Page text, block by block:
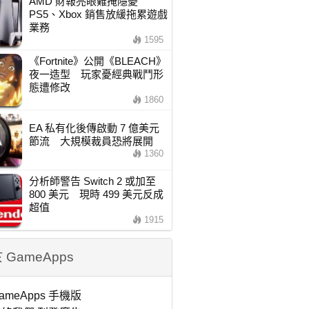
PS5、Xbox 銷售放緩拖累遊戲
業務
1595
《Fortnite》公開《BLEACH》
夜一造型 玩家憂經典戰鬥形
態遭修改
1860
EA 私有化後傳啟動 7 億美元
節流 大規模裁員恐將展開
1360
分析師警告 Switch 2 或加至
800 美元 現時 499 美元反成
超值
1915
GameApps
手機版